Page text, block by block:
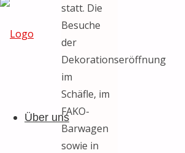
Guggemusig
Lömpe
springenÜber uns
statt. Die
Besuche
der
Dekorationseröffnung
im
Schäfle, im
FAKO-
Barwagen
sowie in